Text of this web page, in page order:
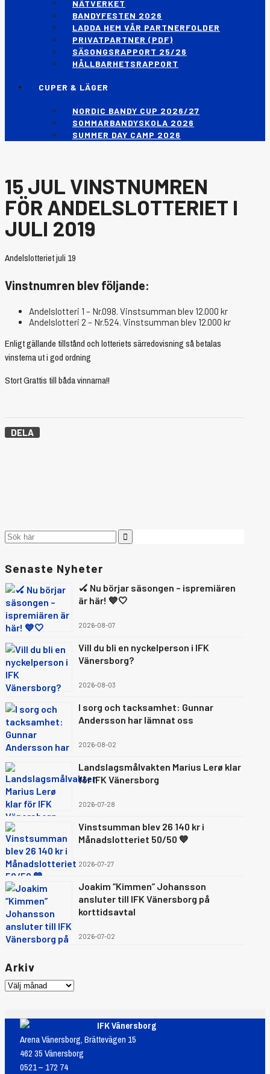
NÄTVERKET
BANDYFESTEN 2026
LADDA HEM VÅR PARTNERFOLDER
PRIVATPARTNER (PDF)
SÄSONGSRAPPORT 25/26
HÅLLBARHETSRAPPORT
CUPER & LÄGER
NORDIC BANDY CUP 2026/27
SOMMARBANDYSKOLA 2026
SUMMER DAY CAMP 2026
15 JUL VINSTNUMREN
FÖR ANDELSLOTTERIET I
JULI 2019
Andelslotteriet juli 19
Vinstnumren blev följande:
Andelslotteri 1 – Nr.098. Vinstsumman blev 12.000 kr
Andelslotteri 2 – Nr.524. Vinstsumman blev 12.000 kr
Enligt gällande tillstånd och lotteriets särredovisning så betalas
vinsterna ut i god ordning
Stort Grattis till båda vinnarna!!
DELA
Senaste Nyheter
🏑 Nu börjar säsongen – ispremiären
är här! 💙🤍
2026-08-07
Vill du bli en nyckelperson i IFK
Vänersborg?
2026-08-03
I sorg och tacksamhet: Gunnar
Andersson har lämnat oss
2026-08-02
Landslagsmålvakten Marius Lerø klar
för IFK Vänersborg
2026-07-28
Vinstsumman blev 26 140 kr i
Månadslotteriet 50/50 💙
2026-07-27
Joakim “Kimmen” Johansson
ansluter till IFK Vänersborg på
korttidsavtal
2026-07-02
Arkiv
IFK Vänersborg
Arena Vänersborg, Brättevägen 15
462 35 Vänersborg
0521 – 172 74